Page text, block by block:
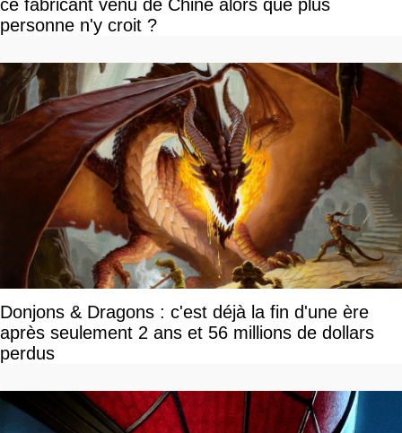
ce fabricant venu de Chine alors que plus
personne n'y croit ?
Donjons & Dragons : c'est déjà la fin d'une ère
après seulement 2 ans et 56 millions de dollars
perdus